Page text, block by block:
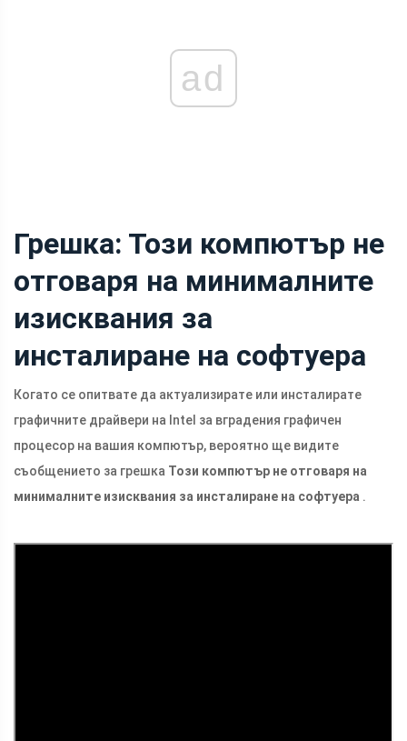
ad
Грешка: Този компютър не
отговаря на минималните
изисквания за
инсталиране на софтуера
Когато се опитвате да актуализирате или инсталирате
графичните драйвери на Intel за вградения графичен
процесор на вашия компютър, вероятно ще видите
съобщението за грешка Този компютър не отговаря на
минималните изисквания за инсталиране на софтуера .